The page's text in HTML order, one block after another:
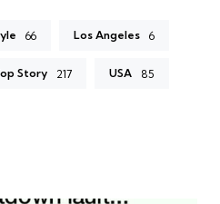
66 Los Angeles 6
Story 217 USA 85